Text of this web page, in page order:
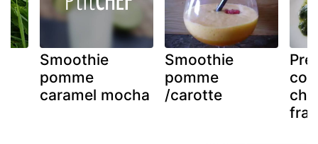
Smoothie
pomme
caramel mocha
Smoothie
pomme
/carotte